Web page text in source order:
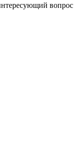
вопрос